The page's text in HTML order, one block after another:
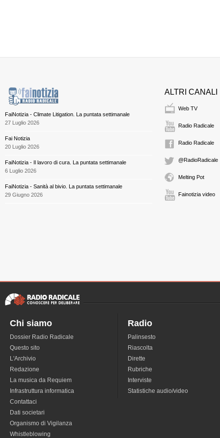
FaiNotizia - Climate Litigation. La puntata settimanale
27 Luglio 2026
Fai Notizia
20 Luglio 2026
FaiNotizia - Il lavoro di cura. La puntata settimanale
6 Luglio 2026
FaiNotizia - Sanità al bivio. La puntata settimanale
29 Giugno 2026
ALTRI CANALI
Web TV
Radio Radicale
Radio Radicale
@RadioRadicale
Melting Pot
Fainotizia video
Chi siamo
Dossier Radio Radicale
Questo sito
L'Archivio
Redazione
La musica da Requiem
Infrastruttura informatica
Contattaci
Dati societari
Organismo di Vigilanza
Whistleblowing
Radio
Palinsesto
Riascolta
Dirette
Rubriche
Interviste
Statistiche audio/video